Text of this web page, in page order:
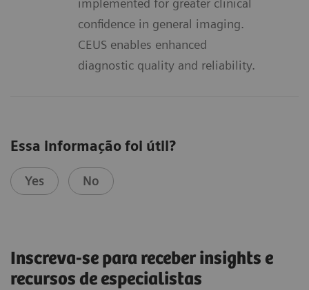
implemented for greater clinical
confidence in general imaging.
CEUS enables enhanced
diagnostic quality and reliability.
Essa informação foi útil?
Yes No
Inscreva-se para receber insights e
recursos de especialistas